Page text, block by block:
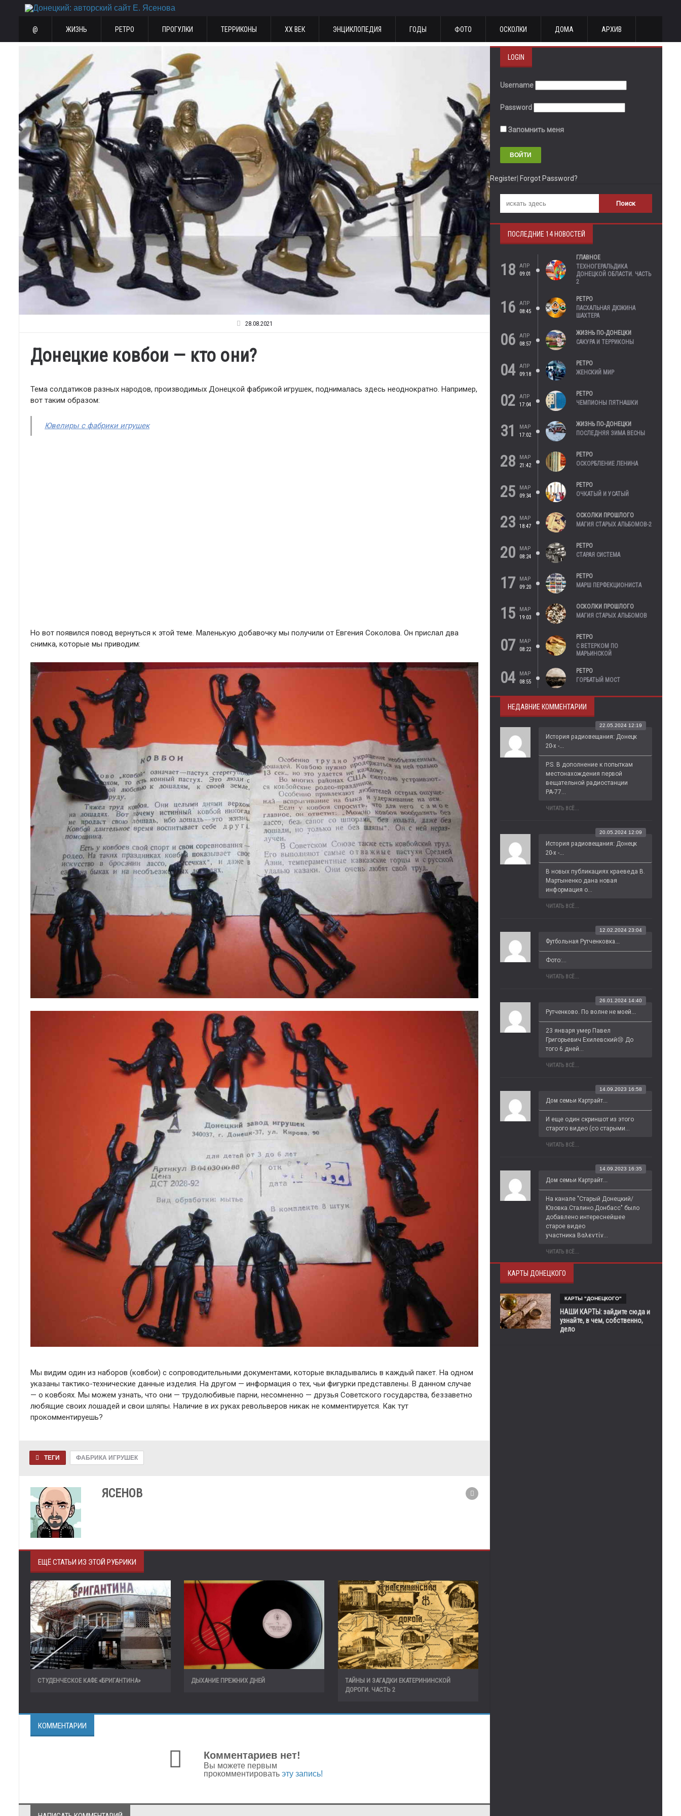
@ ЖИЗНЬ РЕТРО ПРОГУЛКИ ТЕРРИКОНЫ ХХ ВЕК ЭНЦИКЛОПЕДИЯ ГОДЫ ФОТО ОСКОЛКИ ДОМА АРХИВ
28.08.2021
Донецкие ковбои — кто они?
Тема солдатиков разных народов, производимых Донецкой фабрикой игрушек, поднималась здесь неоднократно. Например,
вот таким образом:
Ювелиры с фабрики игрушек
Но вот появился повод вернуться к этой теме. Маленькую добавочку мы получили от Евгения Соколова. Он прислал два
снимка, которые мы приводим:
Мы видим один из наборов (ковбои) с сопроводительными документами, которые вкладывались в каждый пакет. На одном
указаны тактико-технические данные изделия. На другом — информация о тех, чьи фигурки представлены. В данном случае
— о ковбоях. Мы можем узнать, что они — трудолюбивые парни, несомненно — друзья Советского государства, беззаветно
любящие своих лошадей и свои шляпы. Наличие в их руках револьверов никак не комментируется. Как тут
прокомментируешь?
ТЕГИ ФАБРИКА ИГРУШЕК
ЯСЕНОВ
ЕЩЁ СТАТЬИ ИЗ ЭТОЙ РУБРИКИ
СТУДЕНЧЕСКОЕ КАФЕ «БРИГАНТИНА» ДЫХАНИЕ ПРЕЖНИХ ДНЕЙ
ТАЙНЫ И ЗАГАДКИ ЕКАТЕРИНИНСКОЙ
ДОРОГИ. ЧАСТЬ 2
КОММЕНТАРИИ
Комментариев нет!
Вы можете первым
прокомментировать эту запись!
LOGIN
Username
Password
Запомнить меня
Register Forgot Password?
ПОСЛЕДНИЕ 14 НОВОСТЕЙ
18
АПР
09:01
ГЛАВНОЕ
ТЕХНОГЕРАЛЬДИКА
ДОНЕЦКОЙ ОБЛАСТИ. ЧАСТЬ
2
16
АПР
08:45
РЕТРО
ПАСХАЛЬНАЯ ДЮЖИНА
ШАХТЕРА
06
АПР
08:57
ЖИЗНЬ ПО-ДОНЕЦКИ
САКУРА И ТЕРРИКОНЫ
04
АПР
09:18
РЕТРО
ЖЕНСКИЙ МИР
02
АПР
17:04
РЕТРО
ЧЕМПИОНЫ ПЯТНАШКИ
31
МАР
17:02
ЖИЗНЬ ПО-ДОНЕЦКИ
ПОСЛЕДНЯЯ ЗИМА ВЕСНЫ
28
МАР
21:42
РЕТРО
ОСКОРБЛЕНИЕ ЛЕНИНА
25
МАР
09:34
РЕТРО
ОЧКАТЫЙ И УСАТЫЙ
23
МАР
18:47
ОСКОЛКИ ПРОШЛОГО
МАГИЯ СТАРЫХ АЛЬБОМОВ-2
20
МАР
08:24
РЕТРО
СТАРАЯ СИСТЕМА
17
МАР
09:20
РЕТРО
МАРШ ПЕРФЕКЦИОНИСТА
15
МАР
19:03
ОСКОЛКИ ПРОШЛОГО
МАГИЯ СТАРЫХ АЛЬБОМОВ
07
МАР
08:22
РЕТРО
С ВЕТЕРКОМ ПО
МАРЬИНСКОЙ
04
МАР
08:55
РЕТРО
ГОРБАТЫЙ МОСТ
НЕДАВНИЕ КОММЕНТАРИИ
История радиовещания: Донецк
20-х -...
22.05.2024 12:19
P.S. В дополнение к попыткам
местонахождения первой
вещательной радиостанции
РА-77...
ЧИТАТЬ ВСЁ...
История радиовещания: Донецк
20-х -...
20.05.2024 12:09
В новых публикациях краеведа В.
Мартыненко дана новая
информация о...
ЧИТАТЬ ВСЁ...
Футбольная Рутченковка...
12.02.2024 23:04
Фото:...
ЧИТАТЬ ВСЁ...
Рутченково. По волне не моей...
26.01.2024 14:40
23 января умер Павел
Григорьевич Ехилевский😢 До
того 6 дней...
ЧИТАТЬ ВСЁ...
Дом семьи Картрайт...
14.09.2023 16:58
И еще один скриншот из этого
старого видео (со старыми...
ЧИТАТЬ ВСЁ...
Дом семьи Картрайт...
14.09.2023 16:35
На канале "Старый Донецкий/
Юзовка.Сталино.Донбасс" было
добавлено интереснейшее
старое видео
участника Βαλεντίν...
ЧИТАТЬ ВСЁ...
КАРТЫ ДОНЕЦКОГО
КАРТЫ "ДОНЕЦКОГО"
НАШИ КАРТЫ: зайдите сюда и
узнайте, в чем, собственно,
дело